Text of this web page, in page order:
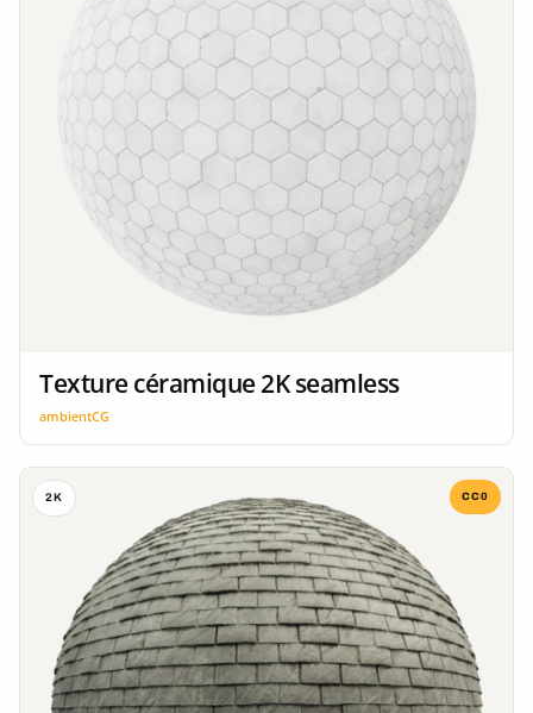
Texture céramique 2K seamless
ambientCG
2K CC0